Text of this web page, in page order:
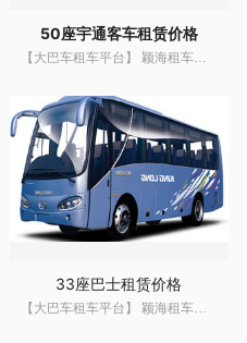
50座宇通客车租赁价格
【大巴车租车平台】 颖海租车网 提供上海地区大巴租车服务,大巴车租车价格,大巴包车机场接送,班车租赁,会议租车,商务租车,大巴车租车,大巴出租等服务热线400-6666--089
33座巴士租赁价格
【大巴车租车平台】 颖海租车网 提供上海地区大巴租车服务,大巴车租车价格,大巴包车机场接送,班车租赁,会议租车,商务租车,大巴车租车,大巴出租等服务热线400-6666--089